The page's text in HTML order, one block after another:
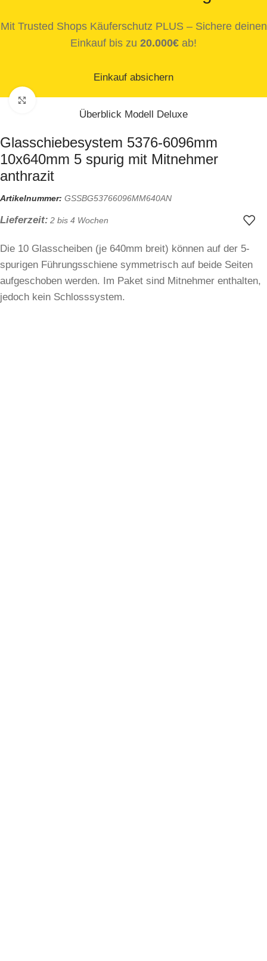
Zum Vergrößern klicken
Mit Trusted Shops Käuferschutz PLUS – Sichere deinen
Einkauf bis zu 20.000€ ab!
Einkauf absichern
Überblick Modell Deluxe
Glasschiebesystem 5376-6096mm
10x640mm 5 spurig mit Mitnehmer
anthrazit
Artikelnummer: GSSBG53766096MM640AN
Lieferzeit: 2 bis 4 Wochen
Die 10 Glasscheiben (je 640mm breit) können auf der 5-
spurigen Führungsschiene symmetrisch auf beide Seiten
aufgeschoben werden. Im Paket sind Mitnehmer enthalten,
jedoch kein Schlosssystem.